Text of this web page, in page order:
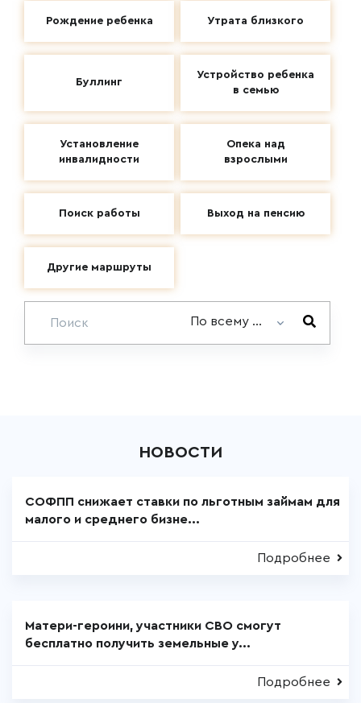
Рождение ребенка Утрата близкого
Буллинг
Устройство ребенка
в семью
Установление
инвалидности
Опека над
взрослыми
Поиск работы Выход на пенсию
Другие маршруты
По всему сайту
НОВОСТИ
СОФПП снижает ставки по льготным займам для
малого и среднего бизне...
Подробнее
Матери-героини, участники СВО смогут
бесплатно получить земельные у...
Подробнее